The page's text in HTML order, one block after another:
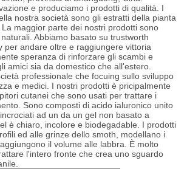
e produciamo i prodotti di qualità. I
nostra società sono gli estratti della pianta
maggior parte dei nostri prodotti sono
Abbiamo basato su trustworth
per andare oltre e raggiungere vittoria
speranza di rinforzare gli scambi e
amici sia da domestico che all'estero.
professionale che focuing sullo sviluppo
e medici. I nostri prodotti è pricipalmente
cutanei che sono usati per trattare i
Sono composti di acido ialuronico unito
ad un da un gel non basato a
è chiaro, incolore e biodegadable. I prodotti
ed alle grinze dello smoth, modellano i
il volume alle labbra. È molto
l'intero fronte che crea uno sguardo